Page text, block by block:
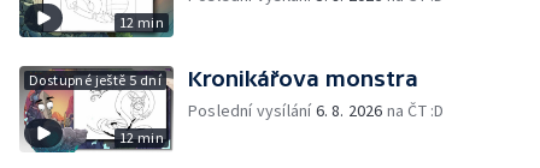
12 min
Dostupné ještě 5 dní
12 min
Kronikářova monstra
Poslední vysílání6. 8. 2026 na ČT :D